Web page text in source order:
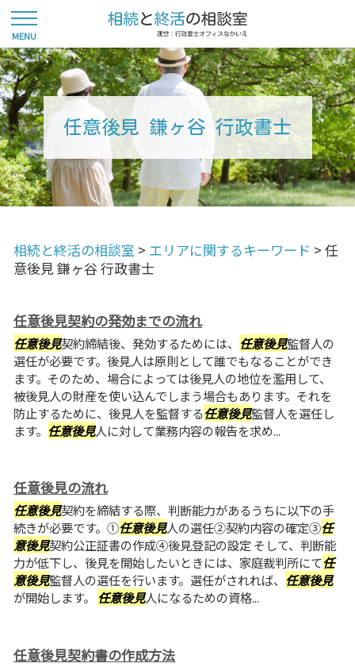
任意後見 鎌ヶ谷 行政書士
相続と終活の相談室 > エリアに関するキーワード > 任
意後見 鎌ヶ谷 行政書士
任意後見契約の発効までの流れ
任意後見契約締結後、発効するためには、 任意後見監督人の
選任が必要です。後見人は原則として誰でもなることができ
ます。そのため、場合によっては後見人の地位を濫用して、
被後見人の財産を使い込んでしまう場合もあります。それを
防止するために、後見人を監督する任意後見監督人を選任し
ます。 任意後見人に対して業務内容の報告を求め...
任意後見の流れ
任意後見契約を締結する際、判断能力があるうちに以下の手
続きが必要です。①任意後見人の選任②契約内容の確定③任
意後見契約公正証書の作成④後見登記の設定 そして、判断能
力が低下し、後見を開始したいときには、家庭裁判所にて任
意後見監督人の選任を行います。選任がされれば、 任意後見
が開始します。 任意後見人になるための資格...
任意後見契約書の作成方法